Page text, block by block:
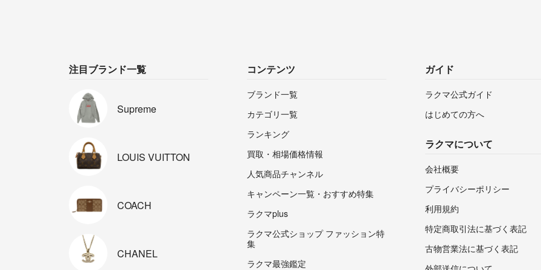
注目ブランド一覧
Supreme
LOUIS VUITTON
COACH
CHANEL
コンテンツ
ブランド一覧
カテゴリ一覧
ランキング
買取・相場価格情報
人気商品チャンネル
キャンペーン一覧・おすすめ特集
ラクマplus
ラクマ公式ショップ ファッション特
集
ラクマ最強鑑定
ガイド
ラクマ公式ガイド
はじめての方へ
ラクマについて
会社概要
プライバシーポリシー
利用規約
特定商取引法に基づく表記
古物営業法に基づく表記